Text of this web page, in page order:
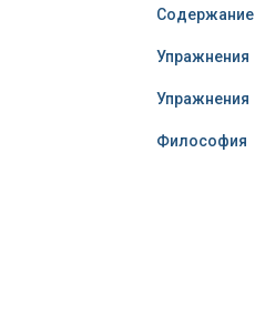
Содержание
Упражнения
Упражнения
Философия